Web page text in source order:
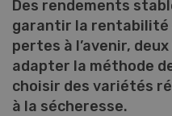
Des rendements
garantir la rentabilité
pertes à l’avenir,
adapter la méthode
choisir des variétés
à la sécheresse.